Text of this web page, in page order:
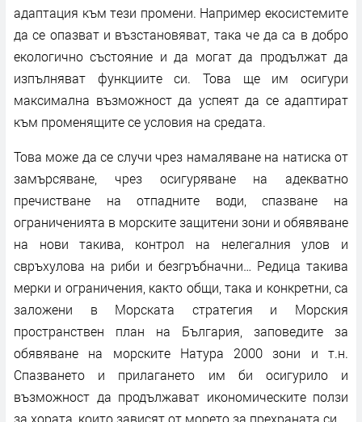
адаптация към тези промени. Например екосистемите
да се опазват и възстановяват, така че да са в добро
екологично състояние и да могат да продължат да
изпълняват функциите си. Това ще им осигури
максимална възможност да успеят да се адаптират
към променящите се условия на средата.
Това може да се случи чрез намаляване на натиска от
замърсяване, чрез осигуряване на адекватно
пречистване на отпадните води, спазване на
ограниченията в морските защитени зони и обявяване
на нови такива, контрол на нелегалния улов и
свръхулова на риби и безгръбначни… Редица такива
мерки и ограничения, както общи, така и конкретни, са
заложени в Морската стратегия и Морския
пространствен план на България, заповедите за
обявяване на морските Натура 2000 зони и т.н.
Спазването и прилагането им би осигурило и
възможност да продължават икономическите ползи
за хората, които зависят от морето за прехраната си.